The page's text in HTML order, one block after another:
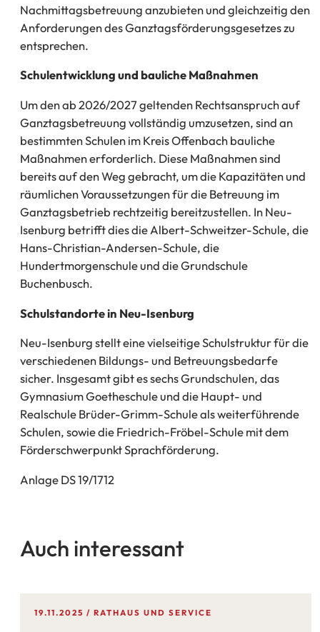
Nachmittagsbetreuung anzubieten und gleichzeitig den
Anforderungen des Ganztagsförderungsgesetzes zu
entsprechen.
Schulentwicklung und bauliche Maßnahmen
Um den ab 2026/2027 geltenden Rechtsanspruch auf
Ganztagsbetreuung vollständig umzusetzen, sind an
bestimmten Schulen im Kreis Offenbach bauliche
Maßnahmen erforderlich. Diese Maßnahmen sind
bereits auf den Weg gebracht, um die Kapazitäten und
räumlichen Voraussetzungen für die Betreuung im
Ganztagsbetrieb rechtzeitig bereitzustellen. In Neu-
Isenburg betrifft dies die Albert-Schweitzer-Schule, die
Hans-Christian-Andersen-Schule, die
Hundertmorgenschule und die Grundschule
Buchenbusch.
Schulstandorte in Neu-Isenburg
Neu-Isenburg stellt eine vielseitige Schulstruktur für die
verschiedenen Bildungs- und Betreuungsbedarfe
sicher. Insgesamt gibt es sechs Grundschulen, das
Gymnasium Goetheschule und die Haupt- und
Realschule Brüder-Grimm-Schule als weiterführende
Schulen, sowie die Friedrich-Fröbel-Schule mit dem
Förderschwerpunkt Sprachförderung.
Anlage DS 19/1712
Auch interessant
19.11.2025 RATHAUS UND SERVICE